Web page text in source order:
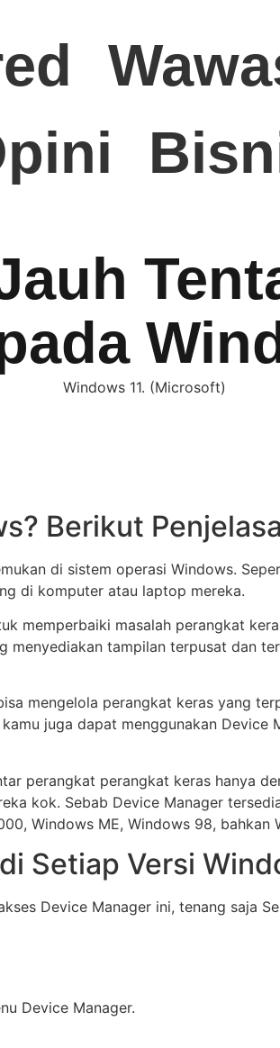
Berikut
di sistem operasi Windows.
di komputer atau laptop mereka.
memperbaiki masalah perangkat
menyediakan tampilan terpusat dan
mengelola perangkat keras yang
juga dapat menggunakan
perangkat perangkat keras hanya
kok. Sebab Device Manager
Windows ME, Windows 98, bahkan
Setiap Versi
Device Manager ini, tenang saja
Device Manager.